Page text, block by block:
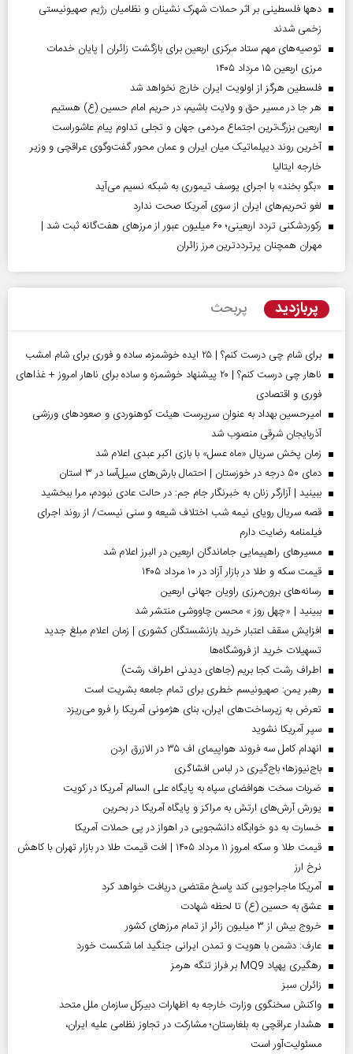
دهها فلسطینی بر اثر حملات شهرک نشینان و نظامیان رژیم صهیونیستی
زخمی شدند
توصیه‌های مهم ستاد مرکزی اربعین برای بازگشت زائران | پایان خدمات
مرزی اربعین ۱۵ مرداد ۱۴۰۵
فلسطین هرگز از اولویت ایران خارج نخواهد شد
هر جا در مسیر حق و ولایت باشیم، در حریم امام حسین (ع) هستیم
اربعین بزرگ‌ترین اجتماع مردمی جهان و تجلی تداوم پیام عاشوراست
آخرین روند دیپلماتیک میان ایران و عمان محور گفت‌وگوی عراقچی و وزیر
خارجه ایتالیا
«بگو بخند» با اجرای یوسف تیموری به شبکه نسیم می‌آید
لغو تحریم‌های ایران از سوی آمریکا صحت ندارد
رکوردشکنی تردد اربعینی؛ ۶۰ میلیون عبور از مرزهای هفت‌گانه ثبت شد |
مهران همچنان پرترددترین مرز زائران
پربازدید پربحث
برای شام چی درست کنم؟ | ۲۵ ایده خوشمزه، ساده و فوری برای شام امشب
ناهار چی درست کنم؟ | ۲۰ پیشنهاد خوشمزه و ساده برای ناهار امروز + غذاهای
فوری و اقتصادی
امیرحسین بهداد به عنوان سرپرست هیئت کوهنوردی و صعودهای ورزشی
آذربایجان شرقی منصوب شد
زمان پخش سریال «ماه عسل» با بازی اکبر عبدی اعلام شد
دمای ۵۰ درجه در خوزستان | احتمال بارش‌های سیل‌آسا در ۳ استان
ببینید | آزارگر زنان به خبرنگار جام جم: در حالت عادی نبودم، مرا ببخشید
قصه سریال رویای نیمه شب اختلاف شیعه و سنی نیست/ از روند اجرای
فیلمنامه رضایت دارم
مسیر‌های راهپیمایی جاماندگان اربعین در البرز اعلام شد
قیمت سکه و طلا در بازار آزاد در ۱۰ مرداد ۱۴۰۵
رسانه‌های برون‌مرزی راویان جهانی اربعین
ببینید | «چهل روز » محسن چاووشی منتشر شد
افزایش سقف اعتبار خرید بازنشستگان کشوری | زمان اعلام مبلغ جدید
تسهیلات خرید از فروشگاه‌ها
اطراف رشت کجا بریم (جاهای دیدنی اطراف رشت)
رهبر یمن: صهیونیسم خطری برای تمام جامعه بشریت است
تعرض به زیرساخت‌های ایران، بنای هژمونی آمریکا را فرو می‌ریزد
سپر آمریکا نشوید
انهدام کامل سه فروند هواپیمای اف ۳۵ در الازرق اردن
باج‌نیوزها؛ باج‌گیری در لباس افشاگری
ضربات سخت هوافضای سپاه به پایگاه علی السالم آمریکا در کویت
یورش آرش‌های ارتش به مراکز و پایگاه‌ آمریکا در بحرین
خسارت به دو خوابگاه دانشجویی در اهواز در پی حملات آمریکا
قیمت طلا و سکه امروز ۱۱ مرداد ۱۴۰۵ | افت قیمت طلا در بازار تهران با کاهش
نرخ ارز
آمریکا ماجراجویی کند پاسخ مقتضی دریافت خواهد کرد
عشق به حسین (ع) تا لحظه شهادت
خروج بیش از ۳ میلیون زائر از تمام مرز‌های کشور
عارف: دشمن با هویت و تمدن ایرانی جنگید اما شکست خورد
رهگیری پهپاد MQ9 بر فراز تنگه هرمز
‌زائران سبز
واکنش سخنگوی وزارت خارجه به اظهارات دبیرکل سازمان ملل متحد
هشدار عراقچی به بلغارستان؛ مشارکت در تجاوز نظامی علیه ایران،
مسئولیت‌آور است